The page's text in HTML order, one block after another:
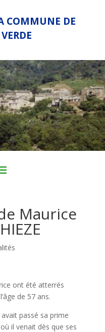
COMMUNE DE
Maurice
ont été atterrés
de 57 ans.
passé sa prime
il venait dès que ses